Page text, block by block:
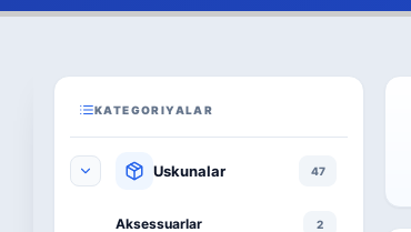
KATEGORIYALAR
Uskunalar 47
Aksessuarlar 2